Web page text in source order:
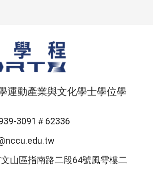
運動產業與文化學士學位學
3091＃62336
山區指南路二段64號風雩樓二